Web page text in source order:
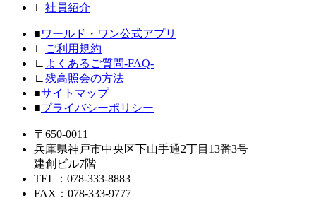
∟ 社員紹介
■ワールド・ワン公式アプリ
∟
ご利用規約
∟
よくあるご質問-FAQ-
∟ 残高照会の方法
■サイトマップ
■プライバシーポリシー
〒650-0011
兵庫県神戸市中央区下山手通2丁目13番3号
建創ビル7階
TEL ：078-333-8883
FAX ：078-333-9777